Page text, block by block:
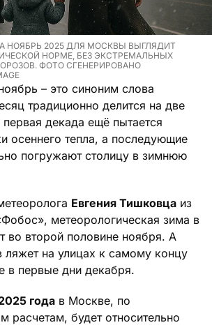
НОЯБРЬ 2025 ДЛЯ МОСКВЫ ВЫГЛЯДИТ
НОРМЕ, БЕЗ ЭКСТРЕМАЛЬНЫХ
ФОТО СГЕНЕРИРОВАНО
– это синоним слова
традиционно делится на две
декада ещё пытается
осеннего тепла, а последующие
погружают столицу в зимнюю
Евгения Тишковца из
метеорологическая зима в
во второй половине ноября. А
на улицах к самому концу
в первые дни декабря.
года в Москве, по
расчетам, будет относительно